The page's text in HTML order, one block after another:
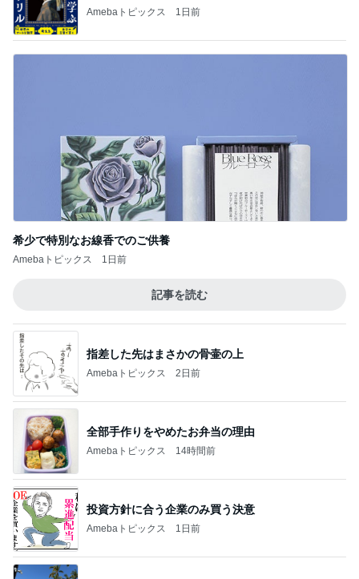
Amebaトピックス 1日前
希少で特別なお線香でのご供養
Amebaトピックス 1日前
記事を読む
指差した先はまさかの骨壷の上
Amebaトピックス 2日前
全部手作りをやめたお弁当の理由
Amebaトピックス 14時間前
投資方針に合う企業のみ買う決意
Amebaトピックス 1日前